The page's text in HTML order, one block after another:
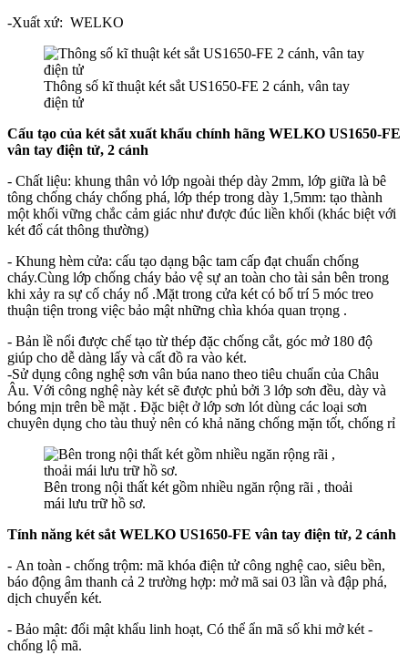
-Xuất xứ: WELKO
Thông số kĩ thuật két sắt US1650-FE 2 cánh, vân tay
điện tử
Cấu tạo của két sắt xuất khẩu chính hãng WELKO US1650-FE
vân tay điện tử, 2 cánh
- Chất liệu: khung thân vỏ lớp ngoài thép dày 2mm, lớp giữa là bê
tông chống cháy chống phá, lớp thép trong dày 1,5mm: tạo thành
một khối vững chắc cảm giác như được đúc liền khối (khác biệt với
két đổ cát thông thường)
- Khung hèm cửa: cấu tạo dạng bậc tam cấp đạt chuẩn chống
cháy.Cùng lớp chống cháy bảo vệ sự an toàn cho tài sản bên trong
khi xảy ra sự cố cháy nổ .Mặt trong cửa két có bố trí 5 móc treo
thuận tiện trong việc bảo mật những chìa khóa quan trọng .
- Bản lề nổi được chế tạo từ thép đặc chống cắt, góc mở 180 độ
giúp cho dễ dàng lấy và cất đồ ra vào két.
-Sử dụng công nghệ sơn vân búa nano theo tiêu chuẩn của Châu
Âu. Với công nghệ này két sẽ được phủ bởi 3 lớp sơn đều, dày và
bóng mịn trên bề mặt . Đặc biệt ở lớp sơn lót dùng các loại sơn
chuyên dụng cho tàu thuỷ nên có khả năng chống mặn tốt, chống rỉ
Bên trong nội thất két gồm nhiều ngăn rộng rãi , thoải
mái lưu trữ hồ sơ.
Tính năng két sắt WELKO US1650-FE vân tay điện tử, 2 cánh
- An toàn - chống trộm: mã khóa điện tử công nghệ cao, siêu bền,
báo động âm thanh cả 2 trường hợp: mở mã sai 03 lần và đập phá,
dịch chuyển két.
- Bảo mật: đổi mật khẩu linh hoạt, Có thể ẩn mã số khi mở két -
chống lộ mã.